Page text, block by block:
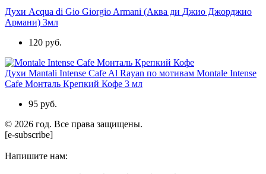
Духи Acqua di Gio Giorgio Armani (Аква ди Джио Джорджио
Армани) 3мл
120 руб.
Духи Mantali Intense Cafe Al Rayan по мотивам Montale Intense
Cafe Монталь Крепкий Кофе 3 мл
95 руб.
© 2026 год. Все права защищены.
[e-subscribe]
Напишите нам: